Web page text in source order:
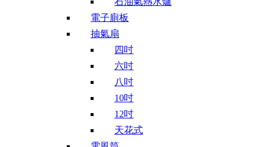
電子廁板
抽氣扇
四吋
六吋
八吋
10吋
12吋
天花式